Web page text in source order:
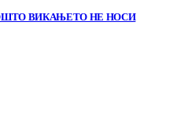
ВИКАЊЕТО НЕ НОСИ